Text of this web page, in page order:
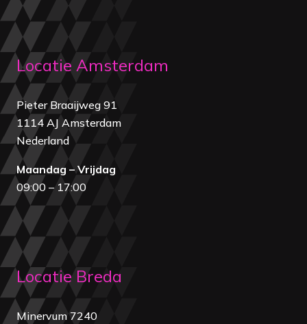
Locatie Amsterdam
Pieter Braaijweg 91
1114 AJ Amsterdam
Nederland
Maandag – Vrijdag
09:00 – 17:00
Locatie Breda
Minervum 7240